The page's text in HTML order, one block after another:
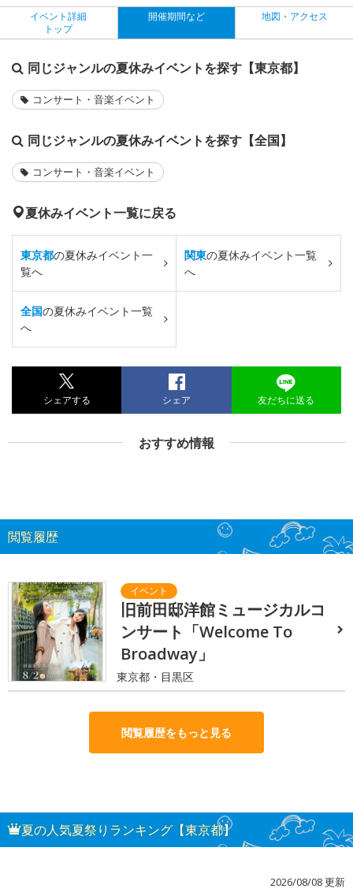
イベント詳細
トップ
開催期間など 地図・アクセス
同じジャンルの夏休みイベントを探す【東京都】
コンサート・音楽イベント
同じジャンルの夏休みイベントを探す【全国】
コンサート・音楽イベント
夏休みイベント一覧に戻る
東京都の夏休みイベント一
覧へ
関東の夏休みイベント一覧
へ
全国の夏休みイベント一覧
へ
シェアする シェア 友だちに送る
おすすめ情報
閲覧履歴
旧前田邸洋館ミュージカルコ
ンサート「Welcome To
Broadway」
東京都・目黒区
閲覧履歴をもっと見る
夏の人気夏祭りランキング【東京都】
2026/08/08 更新